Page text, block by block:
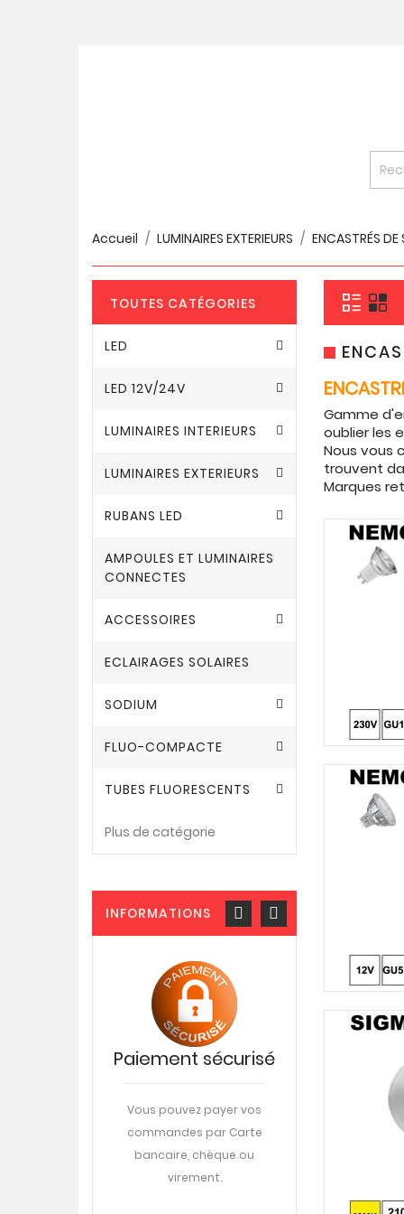
Accueil LUMINAIRES EXTERIEURS ENCASTRÉS DE
TOUTES CATÉGORIES
LED
LED 12V/24V
LUMINAIRES INTERIEURS
LUMINAIRES EXTERIEURS
RUBANS LED
AMPOULES ET LUMINAIRES
CONNECTES
ACCESSOIRES
ECLAIRAGES SOLAIRES
SODIUM
FLUO-COMPACTE
TUBES FLUORESCENTS
Plus de catégorie
INFORMATIONS
Paiement sécurisé
Vous pouvez payer vos
commandes par Carte
bancaire, chèque ou
virement.
Livraison sur
travail ou à
Gamme
oublier les
Nous vous
trouvent
Marques